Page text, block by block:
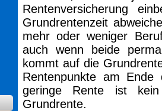
Rentenversicherung
Grundrentenzeit
mehr oder weniger
auch wenn beide
kommt auf die
Rentenpunkte am
geringe Rente ist
Grundrente.